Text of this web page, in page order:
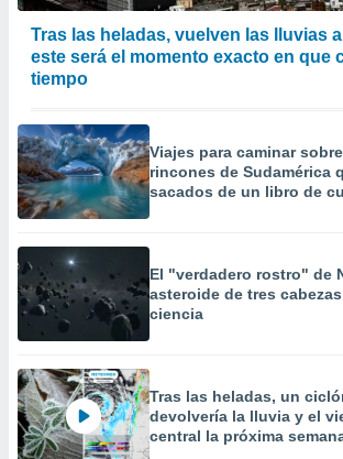
Tras las heladas, vuelven las lluvias
este será el momento exacto en que
tiempo
Viajes para caminar
rincones de Sudamérica
sacados de un libro de
El "verdadero rostro" de
asteroide de tres
ciencia
Tras las heladas, un
devolvería la lluvia y el
central la próxima